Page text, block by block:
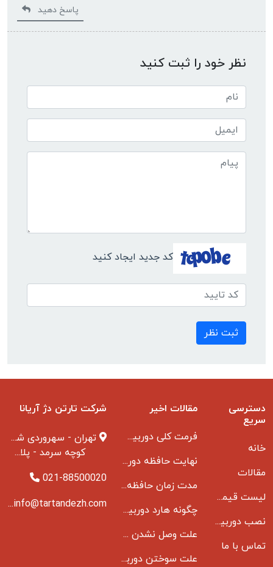
پاسخ دهید
نظر خود را ثبت کنید
کد جدید ایجاد کنید
ثبت نظر
دسترسی
سریع
خانه
مقالات
لیست قیمت دوربین مداربسته
نصب دوربین مداربسته
تماس با ما
مقالات اخیر
فرمت کلی دوربین مدار بسته
نهایت حافظه دوربین مدار بسته
مدت زمان حافظه دوربین مداربسته بانکها
چگونه هارد دوربین مداربسته می سوزد
علت وصل نشدن دی وی ار به مانیتور و راه حل مشکل
علت سوختن دوربین مدار بسته
شرکت تارتن دژ آریانا
تهران - سهروردی شمالی
کوچه سرمد - پلاک ۱ - طبقه ۳
021-88500020
info@tartandezh.com